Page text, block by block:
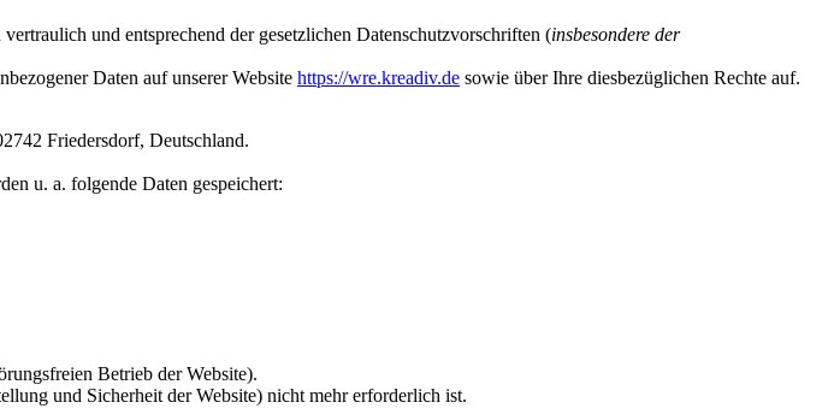
und entsprechend der gesetzlichen Datenschutzvorschriften (insbesondere der
Daten auf unserer Website https://wre.kreadiv.de sowie über Ihre diesbezüglichen Rechte auf.
Friedersdorf, Deutschland.
u. a. folgende Daten gespeichert:
Betrieb der Website).
und Sicherheit der Website) nicht mehr erforderlich ist.